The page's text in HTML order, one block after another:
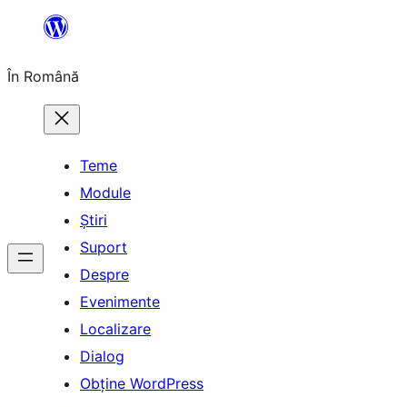
conținut
În Română
Teme
Module
Știri
Suport
Despre
Evenimente
Localizare
Dialog
Obține WordPress